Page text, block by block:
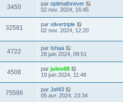
3450 par optimaforever
02 nov. 2024, 16:45
32581 par silvertriple
02 nov. 2024, 12:20
4722 par Ishaa
28 juin 2024, 09:51
4508 par juleo68
19 juin 2024, 11:48
75586 par Jef43
05 avr. 2024, 23:34